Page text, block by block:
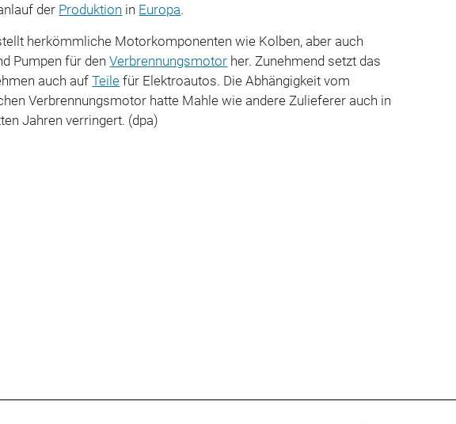
der Produktion in Europa.
herkömmliche Motorkomponenten wie Kolben, aber auch
Pumpen für denVerbrennungsmotor her. Zunehmend setzt das
auch aufTeile für Elektroautos. Die Abhängigkeit vom
Verbrennungsmotor hatte Mahle wie andere Zulieferer auch in
Jahren verringert. (dpa)